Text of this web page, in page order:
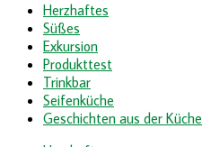
Herzhaftes
Süßes
Exkursion
Produkttest
Trinkbar
Seifenküche
Geschichten aus der Küche